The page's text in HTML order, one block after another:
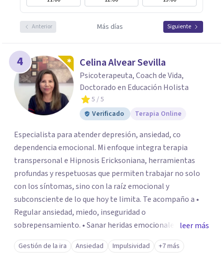
Anterior Más días Siguiente
4 Celina Alvear Sevilla
Psicoterapeuta, Coach de Vida,
Doctorado en Educación Holista
5 / 5
Verificado
Terapia Online
Especialista para atender depresión, ansiedad, co
dependencia emocional. Mi enfoque integra terapia
transpersonal e Hipnosis Ericksoniana, herramientas
profundas y respetuosas que permiten trabajar no solo
con los síntomas, sino con la raíz emocional y
subconsciente de lo que hoy te limita. Te acompaño a •
Regular ansiedad, miedo, inseguridad o
sobrepensamiento. • Sanar heridas emocionales y
fortalecer tu autoestima. . Comprender por qué repites
ciertos patrones o emociones. Puedes superar lo que te
leer más
Gestión de la ira Ansiedad Impulsividad +7 más